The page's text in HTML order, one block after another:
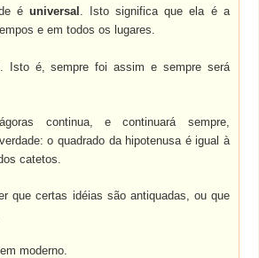
é universal . Isto significa que ela é a
e em todos os lugares.
Isto é, sempre foi assim e sempre será
continua, e continuará sempre,
o quadrado da hipotenusa é igual à
catetos.
que certas idéias são antiquadas, ou que
moderno.